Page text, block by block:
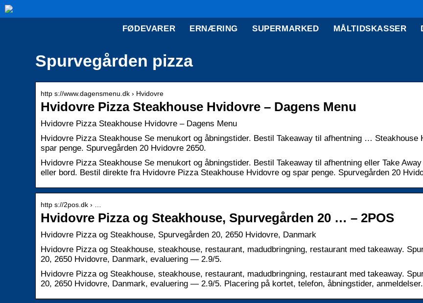
FØDEVARER ERNÆRING SUPERMARKED MÅLTIDSKASSER
Spurvegården pizza
http s://www.dagensmenu.dk › Hvidovre
Hvidovre Pizza Steakhouse Hvidovre – Dagens Menu
Hvidovre Pizza Steakhouse Hvidovre – Dagens Menu
Hvidovre Pizza Steakhouse Se menukort og åbningstider. Bestil Takeaway til afhentning … Steakhouse
spar penge. Spurvegården 20 Hvidovre 2650.
Hvidovre Pizza Steakhouse Se menukort og åbningstider. Bestil Takeaway til afhentning eller Take
eller bord. Bestil direkte fra Hvidovre Pizza Steakhouse Hvidovre og spar penge. Spurvegården 20
http s://2pos.dk › …
Hvidovre Pizza og Steakhouse, Spurvegården 20 … – 2POS
Hvidovre Pizza og Steakhouse, Spurvegården 20, 2650 Hvidovre, Danmark
Hvidovre Pizza og Steakhouse, steakhouse, restaurant, madudbringning, restaurant med takeaway.
20, 2650 Hvidovre, Danmark, evaluering — 2.9/5.
Hvidovre Pizza og Steakhouse, steakhouse, restaurant, madudbringning, restaurant med takeaway.
20, 2650 Hvidovre, Danmark, evaluering — 2.9/5. Placering på kortet, telefon, åbningstider, anmeldelser.